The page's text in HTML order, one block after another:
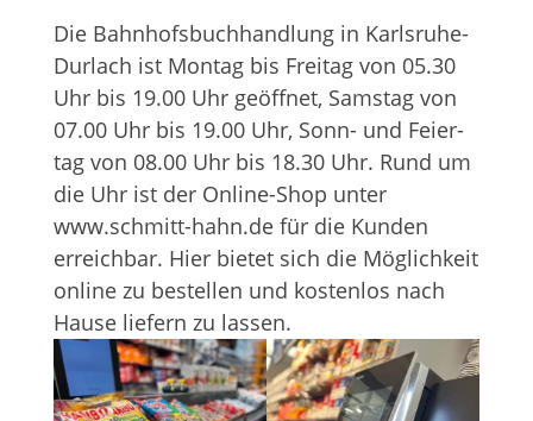
Die Bahn­hofs­buch­hand­lung in Karls­ruhe-
Dur­lach ist Mon­tag bis Frei­tag von 05.30
Uhr bis 19.00 Uhr geöff­net, Sams­tag von
07.00 Uhr bis 19.00 Uhr, Sonn- und Fei­er­
tag von 08.00 Uhr bis 18.30 Uhr. Rund um
die Uhr ist der Online-Shop unter
www.schmitt-hahn.de für die Kun­den
erreich­bar. Hier bie­tet sich die Mög­lich­keit
online zu bestel­len und kos­ten­los nach
Hause lie­fern zu lassen.